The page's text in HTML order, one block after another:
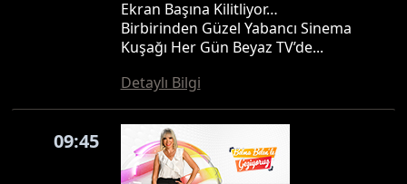
Ekran Başına Kilitliyor…
Birbirinden Güzel Yabancı Sinema
Kuşağı Her Gün Beyaz TV’de...
Detaylı Bilgi
09:45